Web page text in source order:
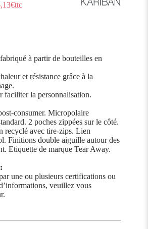
€ttc
à partir de bouteilles en
et résistance grâce à la
faciliter la personnalisation.
consumer. Micropolaire
2 poches zippées sur le côté.
recyclé avec tire-zips. Lien
Finitions double aiguille autour des
Etiquette de marque Tear Away.
une ou plusieurs certifications ou
veuillez vous